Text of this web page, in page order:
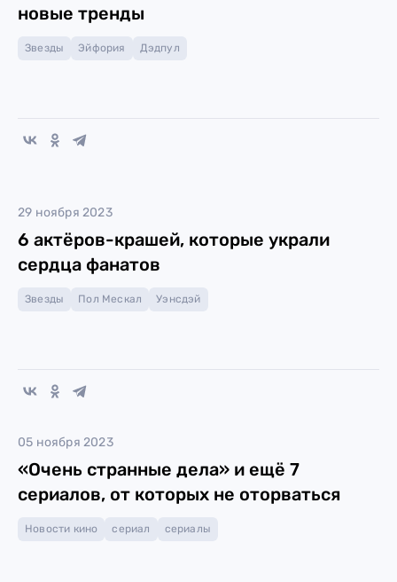
новые тренды
Звезды Эйфория Дэдпул
29 ноября 2023
6 актёров-крашей, которые украли
сердца фанатов
Звезды Пол Мескал Уэнсдэй
05 ноября 2023
«Очень странные дела» и ещё 7
сериалов, от которых не оторваться
Новости кино сериал сериалы